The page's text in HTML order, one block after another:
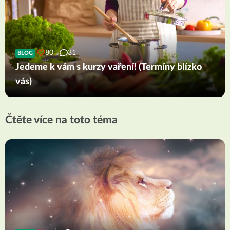
BLOG 80 31
Jedeme k vám s kurzy vaření! (Termíny blízko
vás)
Čtěte více na toto téma